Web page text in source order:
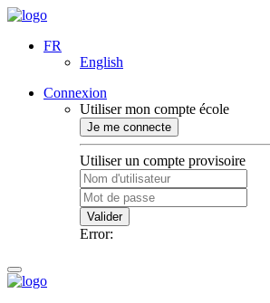
FR
English
Connexion
Utiliser mon compte école
Je me connecte
Utiliser un compte provisoire
Valider
Error: